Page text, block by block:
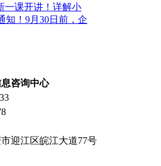
一课开讲！详解小
知！9月30日前，企
咨询中心
迎江区皖江大道77号